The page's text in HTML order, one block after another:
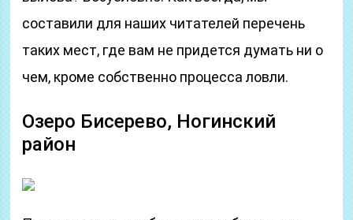
составили для наших читателей перечень
таких мест, где вам не придется думать ни о
чем, кроме собственно процесса ловли.
Озеро Бисерево, Ногинский
район